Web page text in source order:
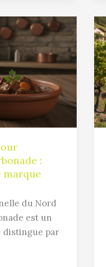
:
marque
du Nord
est un
distingue par